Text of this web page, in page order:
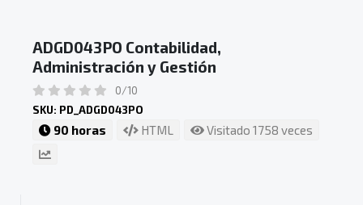
ADGD043PO Contabilidad,
Administración y Gestión
0/10
SKU: PD_ADGD043PO
90 horas HTML Visitado 1758 veces